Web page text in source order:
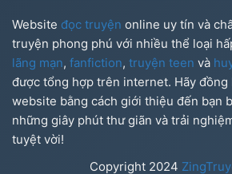
Website đọc truyện online uy tín và
truyện phong phú với nhiều thể loại
lãng mạn, fanfiction, truyện teen và
được tổng hợp trên internet. Hãy đồng
website bằng cách giới thiệu đến bạn
những giây phút thư giãn và trải
tuyệt vời!
Copyright 2024